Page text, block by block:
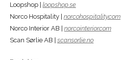
Loopshop | loopshop.se
Norco Hospitality | norcohospitality.com
Norco Interior AB | norcointerior.com
Scan Sørlie AB | scansorlie.no